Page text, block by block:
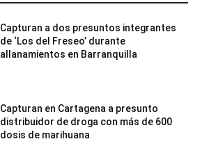
Capturan a dos presuntos integrantes
de ‘Los del Freseo’ durante
allanamientos en Barranquilla
Capturan en Cartagena a presunto
distribuidor de droga con más de 600
dosis de marihuana